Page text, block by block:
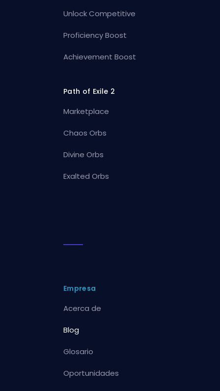
Unlock Competitive
Proficiency Boost
Achievement Boost
Path of Exile 2
Marketplace
Chaos Orbs
Divine Orbs
Exalted Orbs
Empresa
Acerca de
Blog
Glosario
Oportunidades